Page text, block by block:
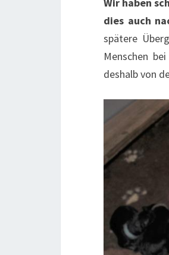
dies auch
spätere
Menschen
deshalb von